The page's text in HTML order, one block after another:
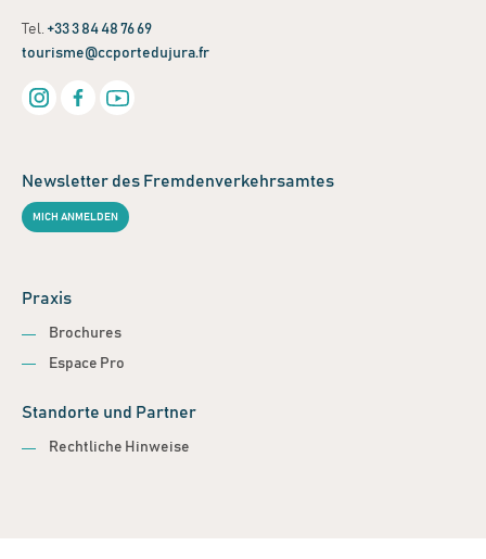
Tel. +33 3 84 48 76 69
tourisme@ccportedujura.fr
Newsletter des Fremdenverkehrsamtes
MICH ANMELDEN
Praxis
Brochures
Espace Pro
Standorte und Partner
Rechtliche Hinweise